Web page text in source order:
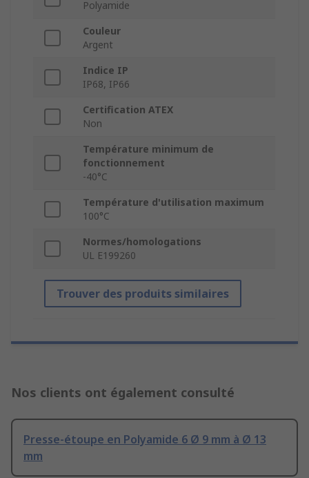
Polyamide
Couleur
Argent
Indice IP
IP68, IP66
Certification ATEX
Non
Température minimum de
fonctionnement
-40°C
Température d'utilisation maximum
100°C
Normes/homologations
UL E199260
Trouver des produits similaires
Nos clients ont également consulté
Presse-étoupe en Polyamide 6 Ø 9 mm à Ø 13
mm